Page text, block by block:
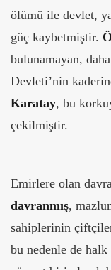
ölümü ile devlet,
güç kaybetmiştir.
bulunamayan,
Devleti’nin
Karatay, bu
çekilmiştir.
Emirlere olan
davranmış,
sahiplerinin
bu nedenle de halk